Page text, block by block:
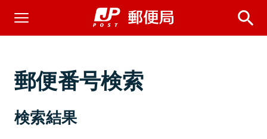
郵便番号検索
検索結果